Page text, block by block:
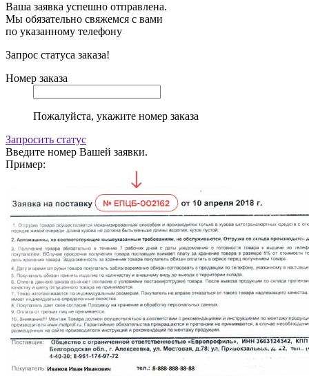
Ваша заявка успешно отправлена.
Мы обязательно свяжемся с вами
по указанному телефону
Запрос статуса заказа!
Номер заказа
Пожалуйста, укажите номер заказа
Запросить статус
Введите номер Вашей заявки.
Пример: